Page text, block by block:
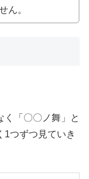
ん。
く「〇〇ノ舞」と
1つずつ見ていき